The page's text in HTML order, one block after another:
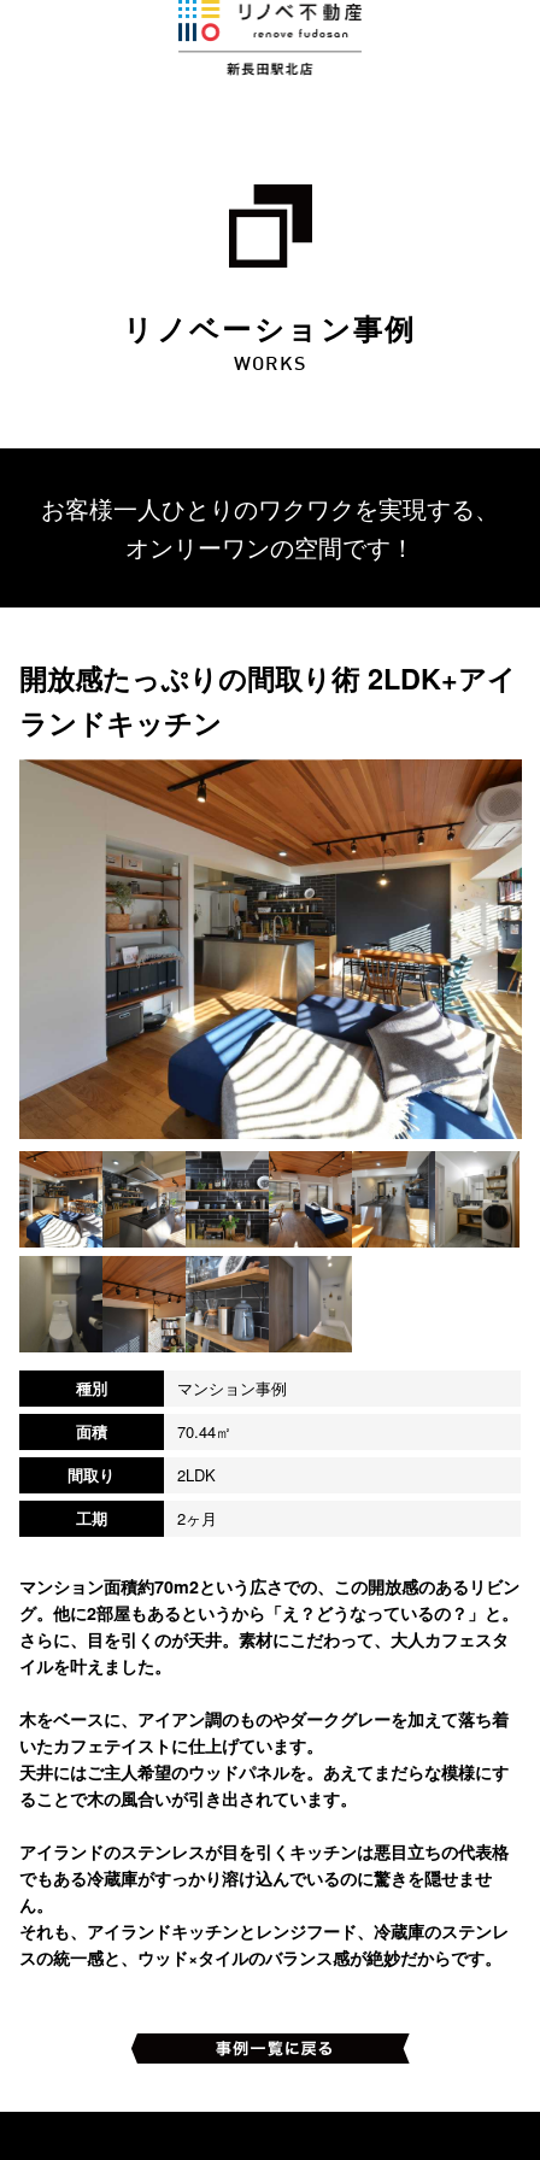
リノベーション事例
WORKS
お客様一人ひとりのワクワクを実現する、
オンリーワンの空間です！
開放感たっぷりの間取り術 2LDK+アイ
ランドキッチン
種別
マンション事例
面積
70.44㎡
間取り
2LDK
工期
2ヶ月
マンション面積約70m2という広さでの、この開放感のあるリビン
グ。他に2部屋もあるというから「え？どうなっているの？」と。
さらに、目を引くのが天井。素材にこだわって、大人カフェスタ
イルを叶えました。
木をベースに、アイアン調のものやダークグレーを加えて落ち着
いたカフェテイストに仕上げています。
天井にはご主人希望のウッドパネルを。あえてまだらな模様にす
ることで木の風合いが引き出されています。
アイランドのステンレスが目を引くキッチンは悪目立ちの代表格
でもある冷蔵庫がすっかり溶け込んでいるのに驚きを隠せませ
ん。
それも、アイランドキッチンとレンジフード、冷蔵庫のステンレ
スの統一感と、ウッド×タイルのバランス感が絶妙だからです。